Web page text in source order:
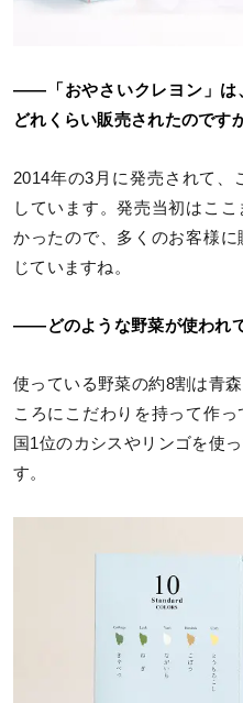
――「おやさいクレヨン」は
どれくらい販売されたのです
2014年の3月に発売されて
しています。発売当初はこ
かったので、多くのお客様
じていますね。
――どのような野菜が使われ
使っている野菜の約8割は青
ころにこだわりを持って作
国1位のカシスやリンゴを使
す。